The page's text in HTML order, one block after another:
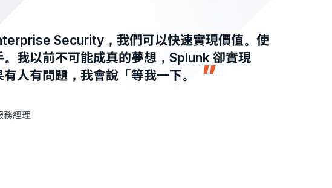
Security，我們可以快速實現價值。使
。我以前不可能成真的夢想，Splunk 卻實現
人有問題，我會說「等我一下。
務經理